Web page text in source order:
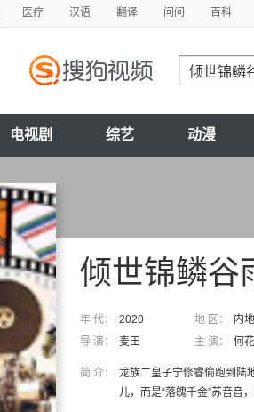
医疗 汉语 翻译 问问 百科
电视剧 综艺 动漫
倾世锦鳞谷
年 代： 2020 地 区： 内地
导 演：
麦田 主 演： 何花
简 介：
龙族二皇子宁修睿偷跑到陆
儿，而是“落魄千金”苏音音